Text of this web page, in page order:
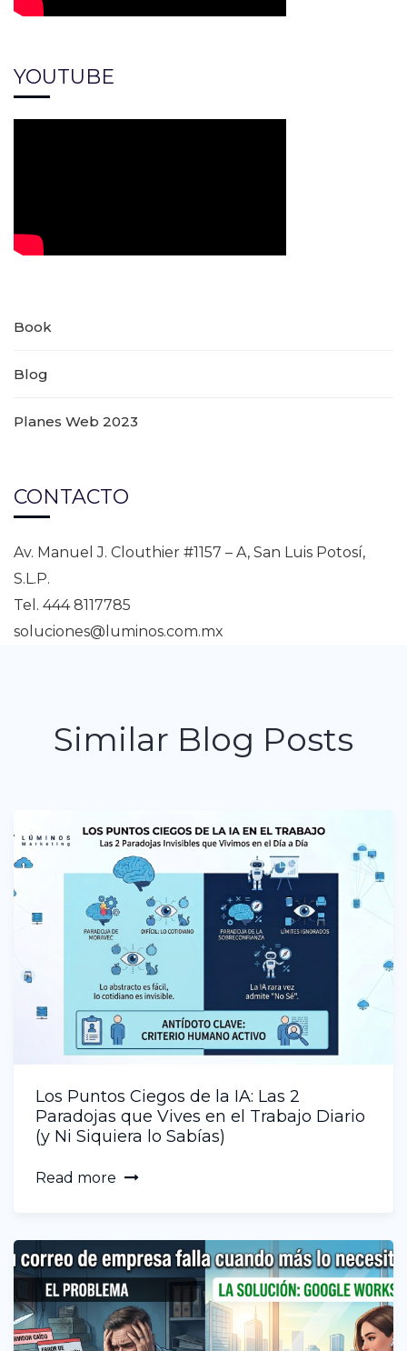
YOUTUBE
Book
Blog
Planes Web 2023
CONTACTO
Av. Manuel J. Clouthier #1157 – A, San Luis Potosí,
S.L.P.
Tel. 444 8117785
soluciones@luminos.com.mx
Similar Blog Posts
Los Puntos Ciegos de la IA: Las 2
Paradojas que Vives en el Trabajo Diario
(y Ni Siquiera lo Sabías)
Read more